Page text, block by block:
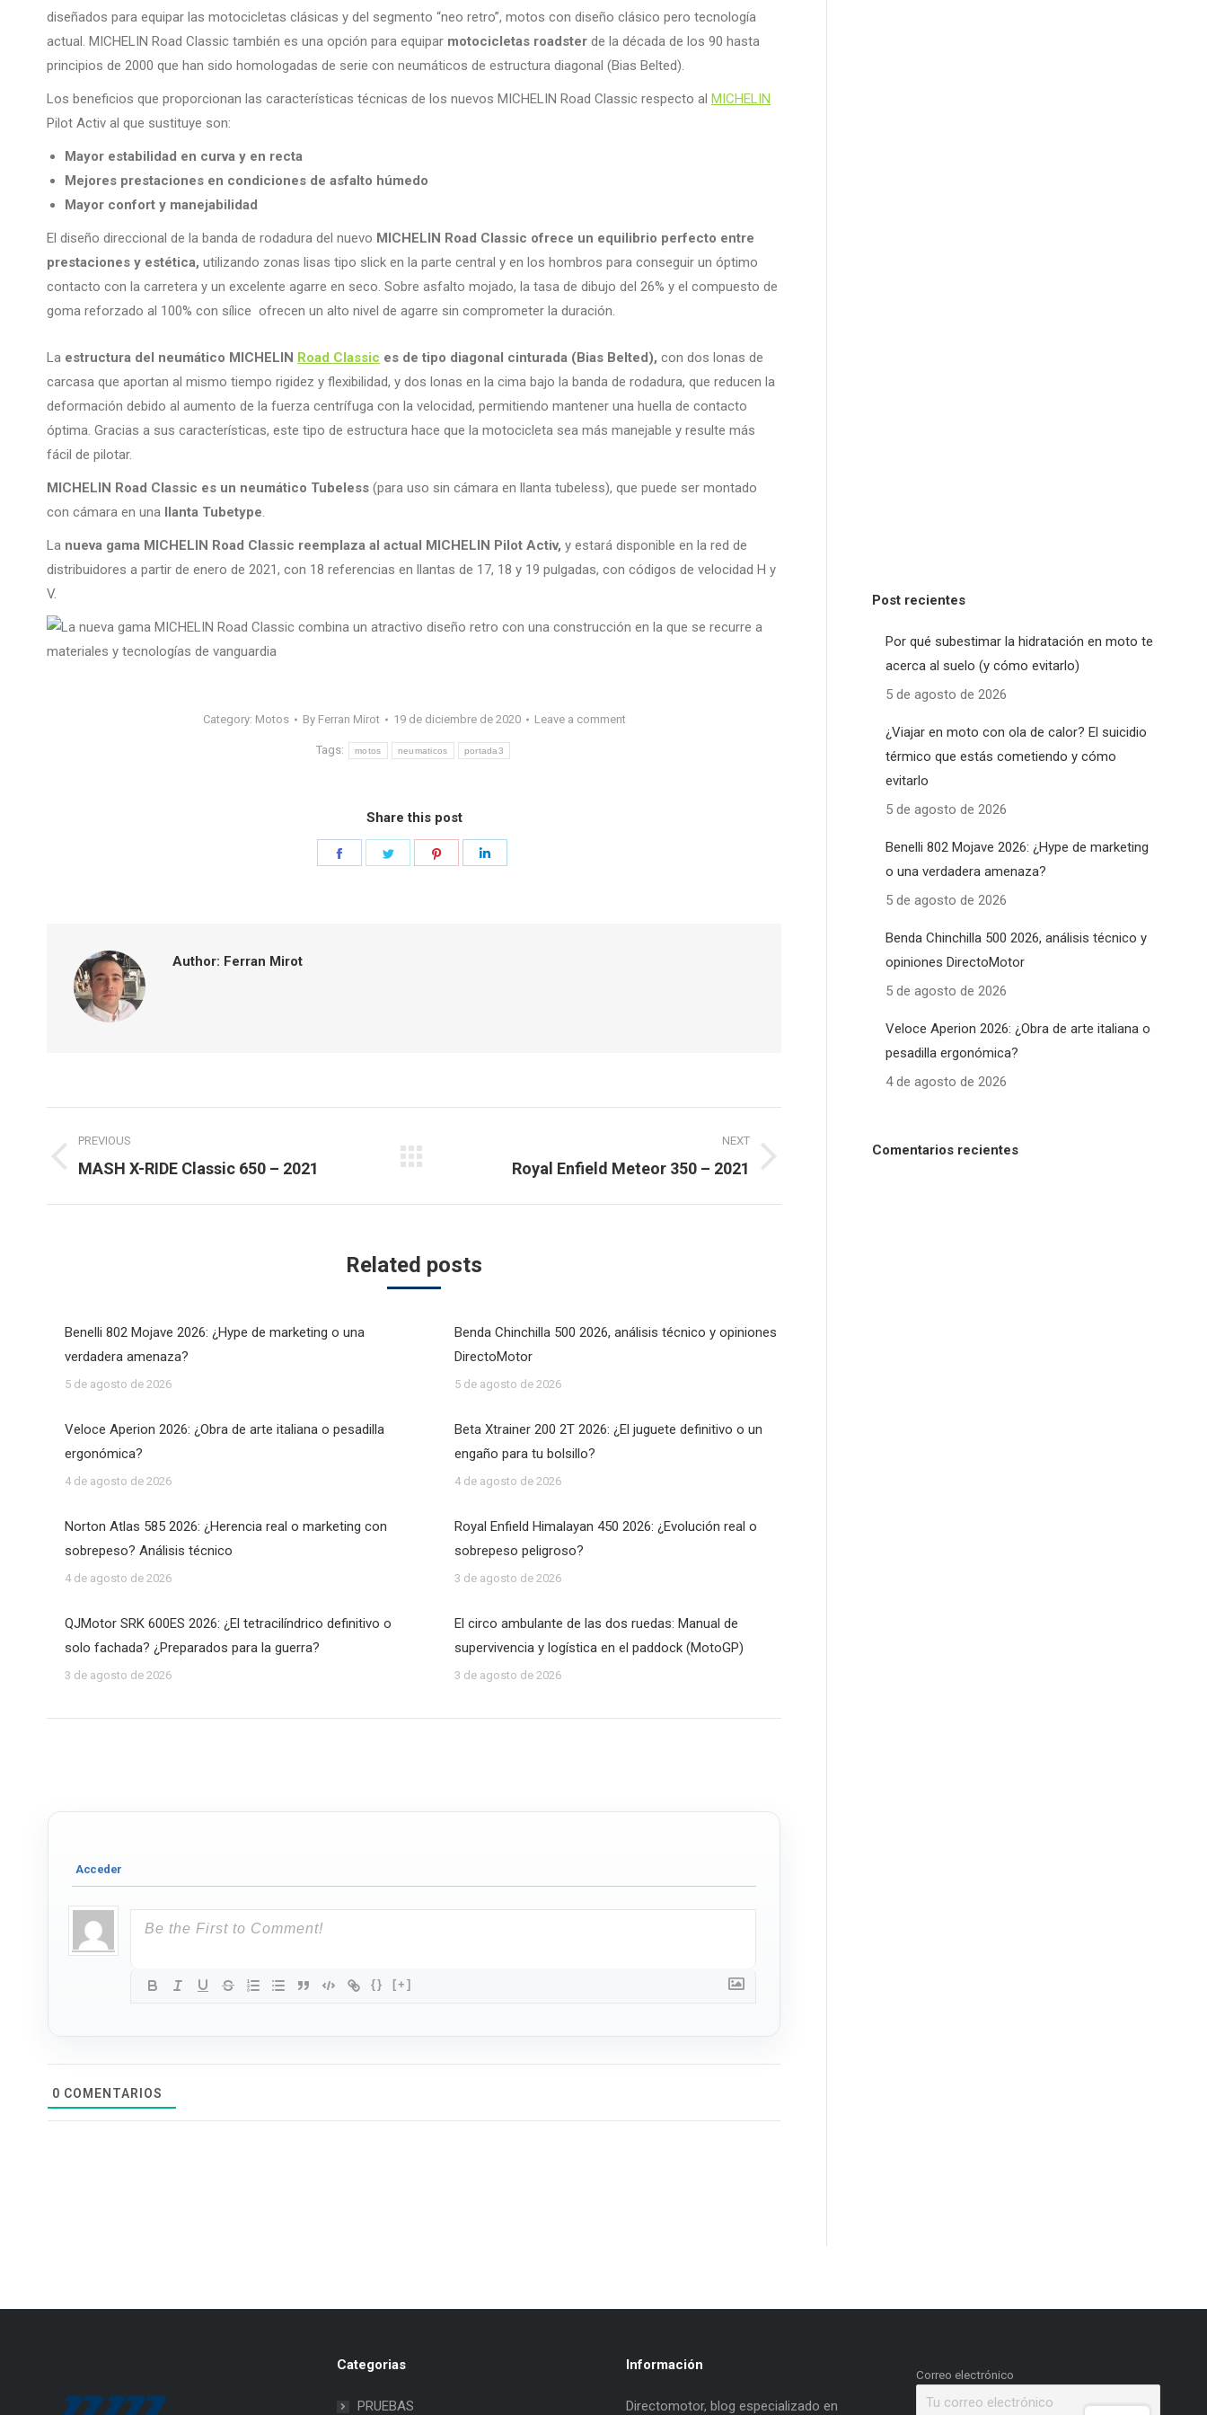
diseñados para equipar las motocicletas clásicas y del segmento “neo retro”, motos con diseño clásico pero tecnología
actual. MICHELIN Road Classic también es una opción para equipar motocicletas roadster de la década de los 90 hasta
principios de 2000 que han sido homologadas de serie con neumáticos de estructura diagonal (Bias Belted).
Los beneficios que proporcionan las características técnicas de los nuevos MICHELIN Road Classic respecto al MICHELIN
Pilot Activ al que sustituye son:
Mayor estabilidad en curva y en recta
Mejores prestaciones en condiciones de asfalto húmedo
Mayor confort y manejabilidad
El diseño direccional de la banda de rodadura del nuevo MICHELIN Road Classic ofrece un equilibrio perfecto entre
prestaciones y estética, utilizando zonas lisas tipo slick en la parte central y en los hombros para conseguir un óptimo
contacto con la carretera y un excelente agarre en seco. Sobre asfalto mojado, la tasa de dibujo del 26% y el compuesto de
goma reforzado al 100% con sílice ofrecen un alto nivel de agarre sin comprometer la duración.
La estructura del neumático MICHELIN Road Classic es de tipo diagonal cinturada (Bias Belted), con dos lonas de
carcasa que aportan al mismo tiempo rigidez y flexibilidad, y dos lonas en la cima bajo la banda de rodadura, que reducen la
deformación debido al aumento de la fuerza centrífuga con la velocidad, permitiendo mantener una huella de contacto
óptima. Gracias a sus características, este tipo de estructura hace que la motocicleta sea más manejable y resulte más
fácil de pilotar.
MICHELIN Road Classic es un neumático Tubeless (para uso sin cámara en llanta tubeless), que puede ser montado
con cámara en una llanta Tubetype.
La nueva gama MICHELIN Road Classic reemplaza al actual MICHELIN Pilot Activ, y estará disponible en la red de
distribuidores a partir de enero de 2021, con 18 referencias en llantas de 17, 18 y 19 pulgadas, con códigos de velocidad H y
V.
Category: Motos By Ferran Mirot 19 de diciembre de 2020 Leave a comment
Tags: motos neumaticos portada3
Share this post
Share
Author: Ferran Mirot
navigation
PREVIOUS
Previous
MASH X-RIDE Classic 650 – 2021
NEXT
Royal Enfield Meteor 350 – 2021
Related posts
Benelli 802 Mojave 2026: ¿Hype de marketing o una
verdadera amenaza?
5 de agosto de 2026
Benda Chinchilla 500 2026, análisis técnico y opiniones
DirectoMotor
5 de agosto de 2026
Veloce Aperion 2026: ¿Obra de arte italiana o pesadilla
ergonómica?
4 de agosto de 2026
Beta Xtrainer 200 2T 2026: ¿El juguete definitivo o un
engaño para tu bolsillo?
4 de agosto de 2026
Norton Atlas 585 2026: ¿Herencia real o marketing con
sobrepeso? Análisis técnico
4 de agosto de 2026
Royal Enfield Himalayan 450 2026: ¿Evolución real o
sobrepeso peligroso?
3 de agosto de 2026
QJMotor SRK 600ES 2026: ¿El tetracilíndrico definitivo o
solo fachada? ¿Preparados para la guerra?
3 de agosto de 2026
El circo ambulante de las dos ruedas: Manual de
supervivencia y logística en el paddock (MotoGP)
3 de agosto de 2026
{} [+]
0 COMENTARIOS
Post recientes
Por qué subestimar la hidratación en moto te
acerca al suelo (y cómo evitarlo)
5 de agosto de 2026
¿Viajar en moto con ola de calor? El suicidio
térmico que estás cometiendo y cómo
evitarlo
5 de agosto de 2026
Benelli 802 Mojave 2026: ¿Hype de marketing
o una verdadera amenaza?
5 de agosto de 2026
Benda Chinchilla 500 2026, análisis técnico y
opiniones DirectoMotor
5 de agosto de 2026
Veloce Aperion 2026: ¿Obra de arte italiana o
pesadilla ergonómica?
4 de agosto de 2026
Comentarios recientes
Categorias
PRUEBAS
Información
Directomotor, blog especializado en
Correo electrónico